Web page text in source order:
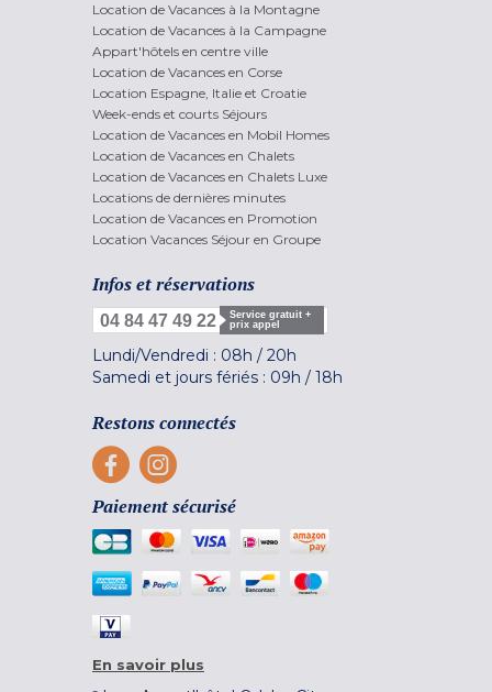
Location de Vacances à la Montagne
Location de Vacances à la Campagne
Appart'hôtels en centre ville
Location de Vacances en Corse
Location Espagne, Italie et Croatie
Week-ends et courts Séjours
Location de Vacances en Mobil Homes
Location de Vacances en Chalets
Location de Vacances en Chalets Luxe
Locations de dernières minutes
Location de Vacances en Promotion
Location Vacances Séjour en Groupe
Infos et réservations
04 84 47 49 22
Service gratuit +
prix appel
Lundi/Vendredi : 08h / 20h
Samedi et jours fériés : 09h / 18h
Restons connectés
Paiement sécurisé
En savoir plus